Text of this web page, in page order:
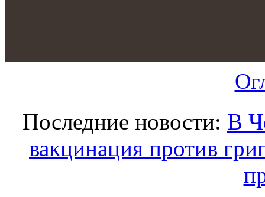
Последние новости: В
вакцинация против